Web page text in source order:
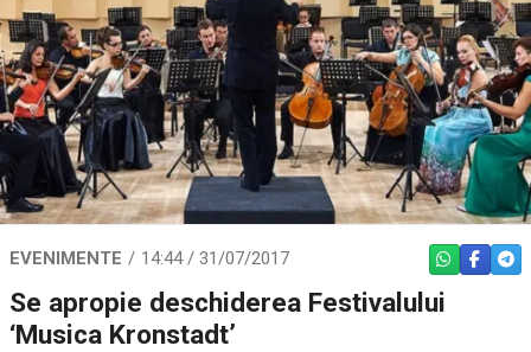
EVENIMENTE 14:44 / 31/07/2017 WHATSAPP
Se apropie deschiderea Festivalului
‘Musica Kronstadt’